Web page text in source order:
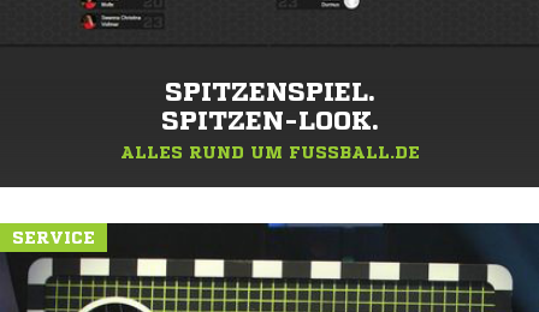
SPITZENSPIEL.
SPITZEN-LOOK.
ALLES RUND UM FUSSBALL.DE
SERVICE